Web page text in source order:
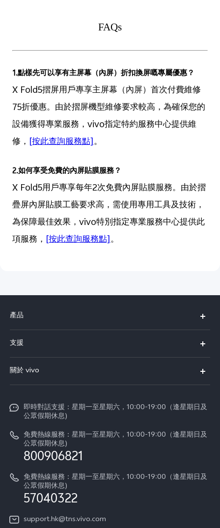
FAQs
1.點樣先可以享有主屏幕（內屏）折扣換屏嘅專屬優惠？
X Fold5摺屏用戶專享主屏幕（內屏）首次付費維修
75折優惠。由於摺屏機型維修要求較高，為確保您的
設備獲得專業服務，vivo指定特約服務中心提供維
修，[按此查詢服務點]。
2.如何享受免費的內屏貼膜服務？
X Fold5用戶專享每年2次免費內屏貼膜服務。由於摺
疊屏內屏貼膜工藝要求高，需使用專用工具及技術，
為保障最佳效果，vivo特別指定專業服務中心提供此
項服務，[按此查詢服務點]。
產品
X300
Y21d
V60
支援
服務中心
Funtouch OS
系統升級
零配件價格查詢
IMEI 碼驗證
維修進度
保修條款
客戶服務私隱聲明
關於 vivo
新聞資訊
vivo工作
法律聲明
關於我們
vivo 私隱中心
即時對話支援：星期一至星期六，10:00-19:00（逢星期日及
公眾假期休息)
免費熱線服務：星期一至星期六，10:00-19:00（逢星期日及
公眾假期休息)
800906821
免費熱線服務：星期一至星期六，10:00-19:00（逢星期日及
公眾假期休息)
57040322
support.hk@tns.vivo.com